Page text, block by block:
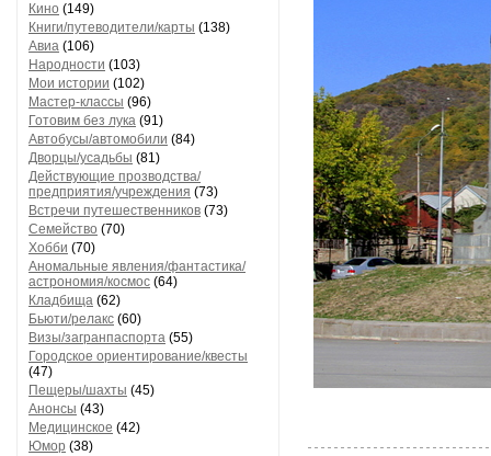
Кино (149)
Книги/путеводители/карты (138)
Авиа (106)
Народности (103)
Мои истории (102)
Мастер-классы (96)
Готовим без лука (91)
Автобусы/автомобили (84)
Дворцы/усадьбы (81)
Действующие прозводства/
предприятия/учреждения (73)
Встречи путешественников (73)
Семейство (70)
Хобби (70)
Аномальные явления/фантастика/
астрономия/космос (64)
Кладбища (62)
Бьюти/релакс (60)
Визы/загранпаспорта (55)
Городское ориентирование/квесты
(47)
Пещеры/шахты (45)
Анонсы (43)
Медицинское (42)
Юмор (38)